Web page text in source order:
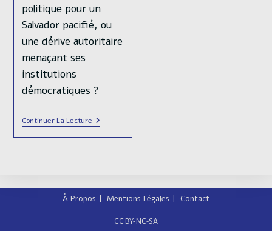
politique pour un
Salvador pacifié, ou
une dérive autoritaire
menaçant ses
institutions
démocratiques ?
Continuer La LectureAu
Salvador,
La
À Propos Mentions Légales Contact
CC BY-NC-SA